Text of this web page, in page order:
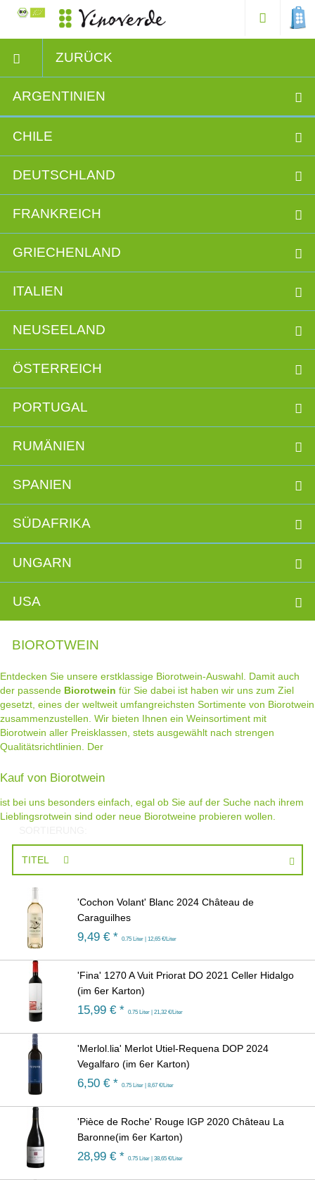
ZURÜCK
ARGENTINIEN
CHILE
DEUTSCHLAND
FRANKREICH
GRIECHENLAND
ITALIEN
NEUSEELAND
ÖSTERREICH
PORTUGAL
RUMÄNIEN
SPANIEN
SÜDAFRIKA
UNGARN
USA
BIOROTWEIN
Entdecken Sie unsere erstklassige Biorotwein-Auswahl. Damit auch
der passende Biorotwein für Sie dabei ist haben wir uns zum Ziel
gesetzt, eines der weltweit umfangreichsten Sortimente von Biorotwein
zusammenzustellen. Wir bieten Ihnen ein Weinsortiment mit
Biorotwein aller Preisklassen, stets ausgewählt nach strengen
Qualitätsrichtlinien. Der
Kauf von Biorotwein
ist bei uns besonders einfach, egal ob Sie auf der Suche nach ihrem
Lieblingsrotwein sind oder neue Biorotweine probieren wollen.
TITEL
'Cochon Volant' Blanc 2024 Château de
Caraguilhes
9,49 € * 0.75 Liter | 12,65 €/Liter
'Fina' 1270 A Vuit Priorat DO 2021 Celler Hidalgo
(im 6er Karton)
15,99 € * 0.75 Liter | 21,32 €/Liter
'Merlol.lia' Merlot Utiel-Requena DOP 2024
Vegalfaro (im 6er Karton)
6,50 € * 0.75 Liter | 8,67 €/Liter
'Pièce de Roche' Rouge IGP 2020 Château La
Baronne(im 6er Karton)
28,99 € * 0.75 Liter | 38,65 €/Liter